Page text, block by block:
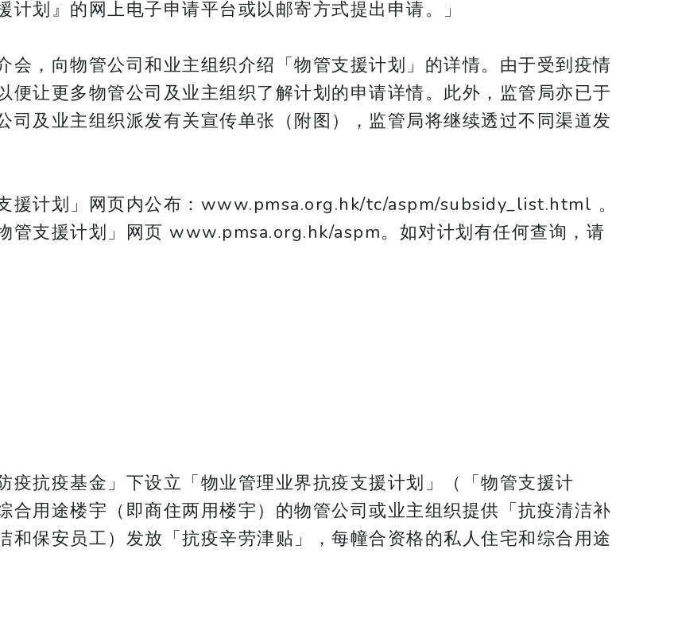
划』的网上电子申请平台或以邮寄方式提出申请。」
会，向物管公司和业主组织介绍「物管支援计划」的详情。由于受到疫情
便让更多物管公司及业主组织了解计划的申请详情。此外，监管局亦已于
司及业主组织派发有关宣传单张（附图），监管局将继续透过不同渠道发
援计划」网页内公布：www.pmsa.org.hk/tc/aspm/subsidy_list.html 。
管支援计划」网页 www.pmsa.org.hk/aspm。如对计划有任何查询，请
疫抗疫基金」下设立「物业管理业界抗疫支援计划」（「物管支援计
合用途楼宇（即商住两用楼宇）的物管公司或业主组织提供「抗疫清洁补
和保安员工）发放「抗疫辛劳津贴」，每幢合资格的私人住宅和综合用途